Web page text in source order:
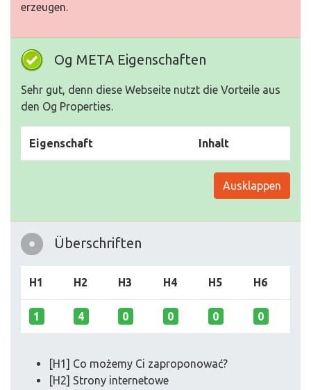
erzeugen.
Og META Eigenschaften
Sehr gut, denn diese Webseite nutzt die Vorteile aus
den Og Properties.
Eigenschaft Inhalt
Ausklappen
Überschriften
H1 H2 H3 H4 H5 H6
1 4 0 0 0 0
[H1] Co możemy Ci zaproponować?
[H2] Strony internetowe